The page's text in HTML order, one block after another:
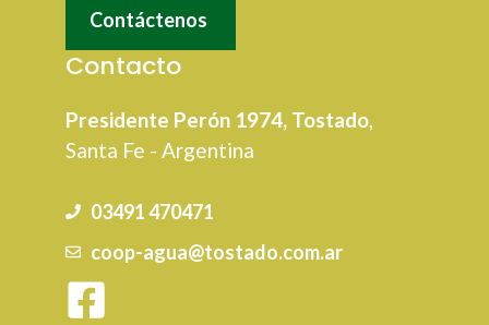
Contáctenos
Contacto
Presidente Perón 1974, Tostado,
Santa Fe - Argentina
03491 470471
coop-agua@tostado.com.ar